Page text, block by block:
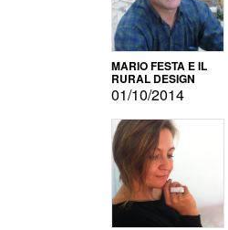
MARIO FESTA E IL
RURAL DESIGN
01/10/2014